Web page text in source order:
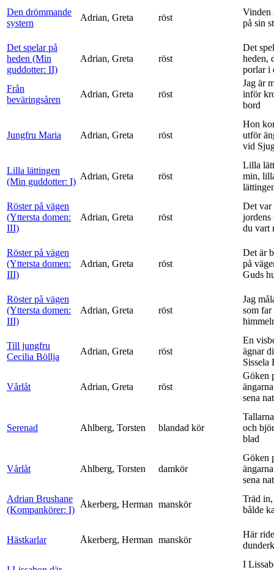
Den drömmande
systern
Adrian, Greta röst
Vinden
på sin
Det spelar på
heden (Min
guddotter: II)
Adrian, Greta röst
Det
heden,
porlar i
Från
beväringsåren
Adrian, Greta röst
Jag är
inför
bord
Jungfru Maria Adrian, Greta röst
Hon
utför
vid
Lilla lättingen
(Min guddotter: I)
Adrian, Greta röst
Lilla
min,
Röster på vägen
(Yttersta domen:
III)
Adrian, Greta röst
Det var
jordens
du vart
Röster på vägen
(Yttersta domen:
III)
Adrian, Greta röst
Det är
på
Guds
Röster på vägen
(Yttersta domen:
III)
Adrian, Greta röst
Jag
som
Till jungfru
Cecilia Böllja
Adrian, Greta röst
En
ägnar
Sissela
Vårlåt Adrian, Greta röst
Göken
sena
Serenad Ahlberg, Torsten blandad kör
och
blad
Vårlåt Ahlberg, Torsten damkör
Göken
sena
Adrian Brushane
(Kompankörer: I)
Åkerberg, Herman manskör
Träd
bålde
Hästkarlar Åkerberg, Herman manskör
Här
I